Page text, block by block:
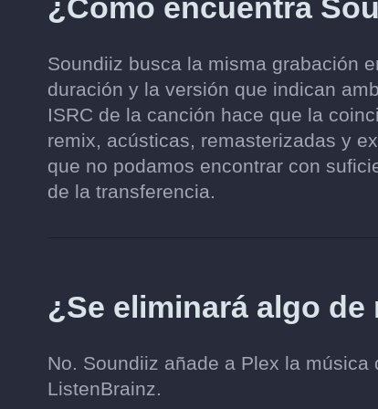
¿Cómo encuentra
Soundiiz busca la misma grabación
duración y la versión que indican
ISRC de la canción hace que la
remix, acústicas, remasterizadas y
que no podamos encontrar con
de la transferencia.
¿Se eliminará algo
No. Soundiiz añade a Plex la
ListenBrainz.